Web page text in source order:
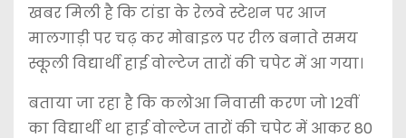
खबर मिली है कि टांडा के रेलवे स्टेशन पर आज
मालगाड़ी पर चढ़ कर मोबाइल पर रील बनाते समय
स्कूली विद्यार्थी हाई वोल्टेज तारों की चपेट में आ गया।
बताया जा रहा है कि कलोआ निवासी करण जो 12वीं
का विद्यार्थी था हाई वोल्टेज तारों की चपेट में आकर 80